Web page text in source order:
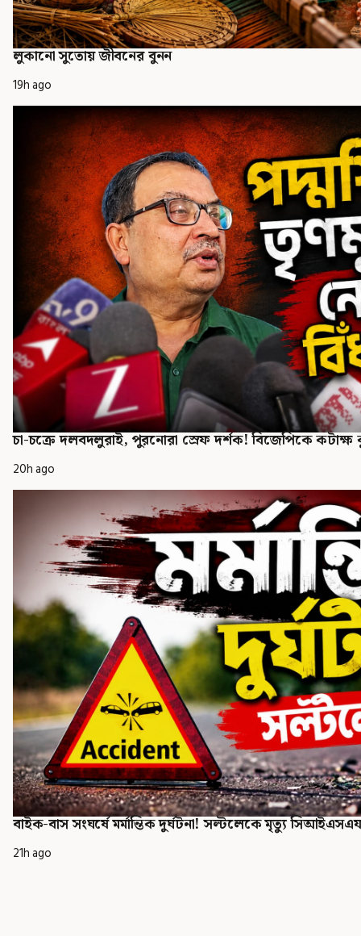
লুকানো সুতোয় জীবনের বুনন
19h ago
চা-চক্রে দলবদলুরাই, পুরনোরা স্রেফ দর্শক! বিজেপিকে কটাক্ষ
20h ago
বাইক-বাস সংঘর্ষে মর্মান্তিক দুর্ঘটনা! সল্টলেকে মৃত্যু
21h ago